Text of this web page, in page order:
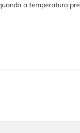
a temperatura